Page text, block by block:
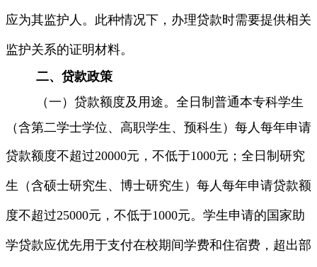
应为其监护人。此种情况下，办理贷款时需要提供相关
监护关系的证明材料。
二、贷款政策
（一）贷款额度及用途。全日制普通本专科学生
（含第二学士学位、高职学生、预科生）每人每年申请
贷款额度不超过20000元，不低于1000元；全日制研究
生（含硕士研究生、博士研究生）每人每年申请贷款额
度不超过25000元，不低于1000元。学生申请的国家助
学贷款应优先用于支付在校期间学费和住宿费，超出部